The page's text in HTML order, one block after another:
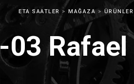
ETA SAATLER >MAĞAZA> ÜRÜNLER
Rafael